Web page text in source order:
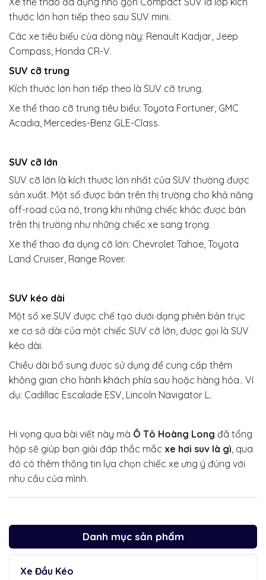
Danh mục sản phẩm
Xe Đầu Kéo
thước lớn hơn tiếp theo sau SUV mini.
Các xe tiêu biểu của dòng này: Renault Kadjar, Jeep
Compass, Honda CR-V.
SUV cỡ trung
Kích thước lớn hơn tiếp theo là SUV cỡ trung.
Xe thể thao cỡ trung tiêu biểu: Toyota Fortuner, GMC
Acadia, Mercedes-Benz GLE-Class.
SUV cỡ lớn
SUV cỡ lớn là kích thước lớn nhất của SUV thường được
sản xuất. Một số được bán trên thị trường cho khả năng
off-road của nó, trong khi những chiếc khác được bán
trên thị trường như những chiếc xe sang trọng.
Xe thể thao đa dụng cỡ lớn: Chevrolet Tahoe, Toyota
Land Cruiser, Range Rover.
SUV kéo dài
Một số xe SUV được chế tạo dưới dạng phiên bản trục
xe cơ sở dài của một chiếc SUV cỡ lớn, được gọi là SUV
kéo dài.
Chiều dài bổ sung được sử dụng để cung cấp thêm
không gian cho hành khách phía sau hoặc hàng hóa.. Ví
dụ: Cadillac Escalade ESV, Lincoln Navigator L.
Hi vọng qua bài viết này mà Ô Tô Hoàng Long đã tổng
hộp sẽ giúp bạn giải đáp thắc mắc xe hơi suv là gì , qua
đó có thêm thông tin lựa chọn chiếc xe ưng ý đúng với
nhu cầu của mình.